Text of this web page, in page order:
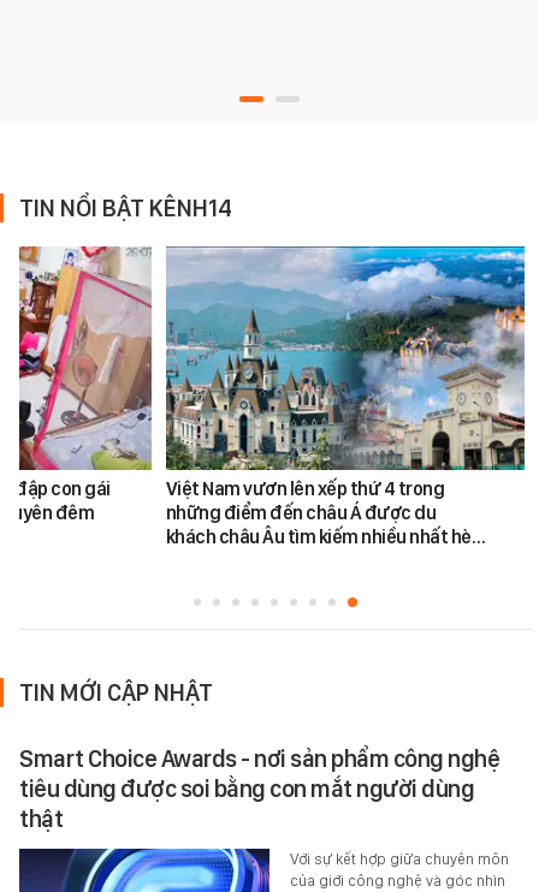
TIN NỔI BẬT KÊNH14
đập con gái
đêm
Việt Nam vươn lên xếp thứ 4 trong
những điểm đến châu Á được du
khách châu Âu tìm kiếm nhiều nhất hè…
TIN MỚI CẬP NHẬT
Smart Choice Awards - nơi sản phẩm công nghệ
tiêu dùng được soi bằng con mắt người dùng
thật
Với sự kết hợp giữa chuyên môn
của giới công nghệ và góc nhìn